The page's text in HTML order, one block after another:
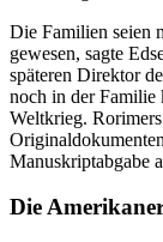
Die Familien seien
gewesen, sagte
späteren Direktor
noch in der Familie
Weltkrieg.
Manuskriptabgabe
Die